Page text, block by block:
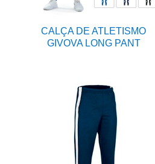
CALÇA DE ATLETISMO
GIVOVA LONG PANT